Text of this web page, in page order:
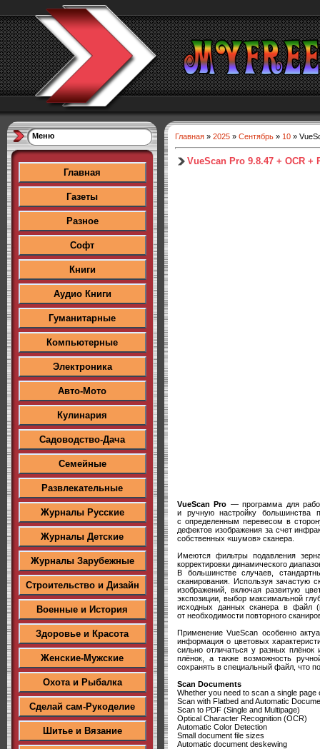
Меню
Главная
Газеты
Разное
Софт
Книги
Аудио Книги
Гуманитарные
Компьютерные
Электроника
Авто-Мото
Кулинария
Садоводство-Дача
Семейные
Развлекательные
Журналы Русские
Журналы Детские
Журналы Зарубежные
Строительство и Дизайн
Военные и История
Здоровье и Красота
Женские-Мужские
Охота и Рыбалка
Сделай сам-Рукоделие
Шитье и Вязание
Главная » 2025 » Сентябрь » 10 »
VueScan Pro 9.8.47 + OCR +
VueScan Pro — программа для
и ручную настройку большинства
с определенным перевесом в
дефектов изображения за счет
собственных «шумов» сканера.
Имеются фильтры подавления
корректировки динамического
В большинстве случаев,
сканирования. Используя зачастую
изображений, включая развитую
экспозиции, выбор максимальной
исходных данных сканера в файл
от необходимости повторного
Применение VueScan особенно
информация о цветовых
сильно отличаться у разных
плёнок, а также возможность
сохранять в специальный файл, что
Scan Documents
Whether you need to scan a single
Scan with Flatbed and Automatic
Scan to PDF (Single and Multipage)
Optical Character Recognition (OCR)
Automatic Color Detection
Small document file sizes
Automatic document deskewing